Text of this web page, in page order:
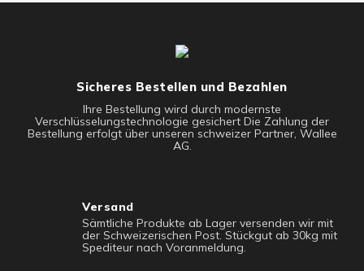
Sicheres Bestellen und Bezahlen
Ihre Bestellung wird durch modernste
Verschlüsselungstechnologie gesichert Die Zahlung der
Bestellung erfolgt über unseren schweizer Partner, Wallee
AG.
Versand
Sämtliche Produkte ab Lager versenden wir mit
der Schweizerischen Post. Stückgut ab 30kg mit
Spediteur nach Voranmeldung.